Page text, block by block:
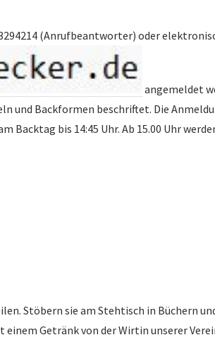
(Anrufbeantworter) oder
angemeldet
und Backformen beschriftet. Die
bis 14:45 Uhr. Ab 15.00 Uhr
Stöbern sie am Stehtisch in Büchern
Getränk von der Wirtin unserer